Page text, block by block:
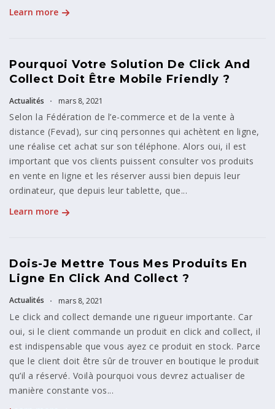
Learn more
Pourquoi Votre Solution De Click And
Collect Doit Être Mobile Friendly ?
Actualités mars 8, 2021
Selon la Fédération de l’e-commerce et de la vente à
distance (Fevad), sur cinq personnes qui achètent en ligne,
une réalise cet achat sur son téléphone. Alors oui, il est
important que vos clients puissent consulter vos produits
en vente en ligne et les réserver aussi bien depuis leur
ordinateur, que depuis leur tablette, que...
Learn more
Dois-Je Mettre Tous Mes Produits En
Ligne En Click And Collect ?
Actualités mars 8, 2021
Le click and collect demande une rigueur importante. Car
oui, si le client commande un produit en click and collect, il
est indispensable que vous ayez ce produit en stock. Parce
que le client doit être sûr de trouver en boutique le produit
qu’il a réservé. Voilà pourquoi vous devrez actualiser de
manière constante vos...